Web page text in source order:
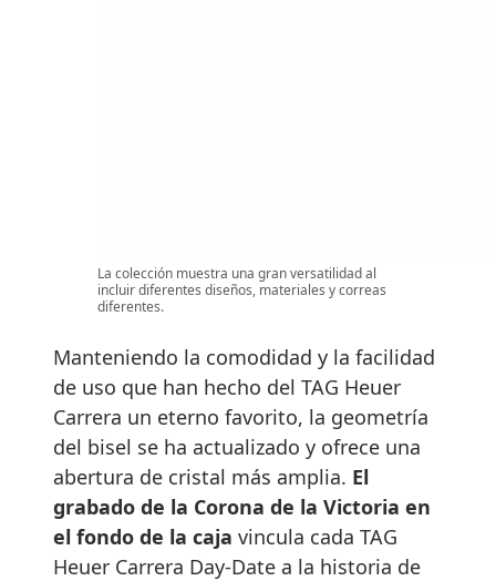
La colección muestra una gran versatilidad al
incluir diferentes diseños, materiales y correas
diferentes.
Manteniendo la comodidad y la facilidad
de uso que han hecho del TAG Heuer
Carrera un eterno favorito, la geometría
del bisel se ha actualizado y ofrece una
abertura de cristal más amplia. El
grabado de la Corona de la Victoria en
el fondo de la caja vincula cada TAG
Heuer Carrera Day-Date a la historia de